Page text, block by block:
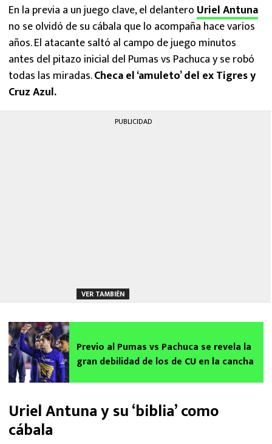
En la previa a un juego clave, el delantero Uriel Antuna
no se olvidó de su cábala que lo acompaña hace varios
años. El atacante saltó al campo de juego minutos
antes del pitazo inicial del Pumas vs Pachuca y se robó
todas las miradas.Checa el ‘amuleto’ del ex Tigres y
Cruz Azul.
PUBLICIDAD
VER TAMBIÉN
Previo al Pumas vs Pachuca se revela la
gran debilidad de los de CU en la cancha
Uriel Antuna y su ‘biblia’ como
cábala